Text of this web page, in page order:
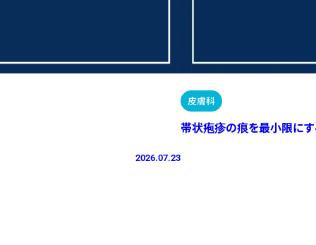
2026.07.23
皮膚科
帯状疱疹の痕を最小限にす